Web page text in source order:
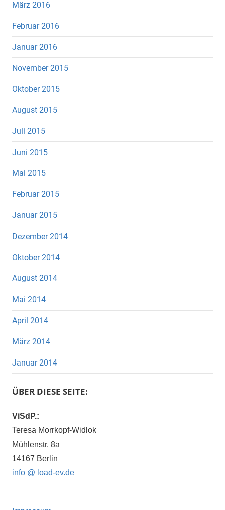
März 2016
Februar 2016
Januar 2016
November 2015
Oktober 2015
August 2015
Juli 2015
Juni 2015
Mai 2015
Februar 2015
Januar 2015
Dezember 2014
Oktober 2014
August 2014
Mai 2014
April 2014
März 2014
Januar 2014
ÜBER DIESE SEITE:
ViSdP.:
Teresa Morrkopf-Widlok
Mühlenstr. 8a
14167 Berlin
info @ load-ev.de